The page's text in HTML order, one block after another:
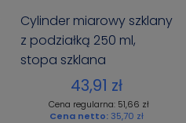
Cylinder miarowy szklany
z podziałką 250 ml,
stopa szklana
sześciokątna, Certyfikat
43,91 zł
Cena regularna: 51,66 zł
Cena netto: 35,70 zł